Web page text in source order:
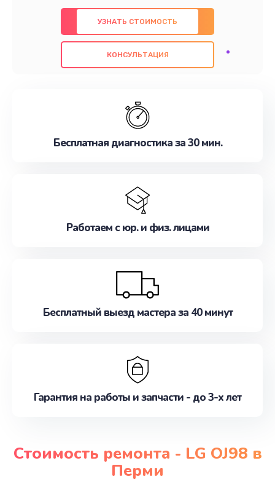
предлагаем быстрый и качественный ремонт с
использованием оригинальных компонентов, а
также гарантируем качество всех
проведенных работ. Наша цель - предоставить
наилучшим образом. Не медлите записаться на
УЗНАТЬ СТОИМОСТЬ
КОНСУЛЬТАЦИЯ
Бесплатная диагностика за 30 мин.
Работаем с юр. и физ. лицами
Бесплатный выезд мастера за 40 минут
Гарантия на работы и запчасти - до 3-х лет
Стоимость ремонта - LG OJ98 в
Перми